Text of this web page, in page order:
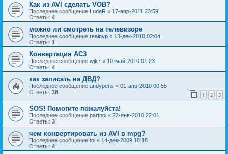
Как из AVI сделать VOB?
Последнее сообщение LudaR « 17-апр-2011 23:59
Ответы: 4
можно ли смотреть на телевизоре
Последнее сообщение realnyp « 13-дек-2010 02:04
Ответы: 1
Конвертация AC3
Последнее сообщение wjk7 « 10-май-2010 01:23
Ответы: 4
как записать на ДВД?
Последнее сообщение andypens « 01-апр-2010 00:55
Ответы: 38 1 2 3
SOS! Помогите пожалуйста!
Последнее сообщение partnoi « 22-янв-2010 22:01
Ответы: 3
чем конвертировать из AVI в mpg?
Последнее сообщение tol « 14-дек-2009 18:18
Ответы: 4